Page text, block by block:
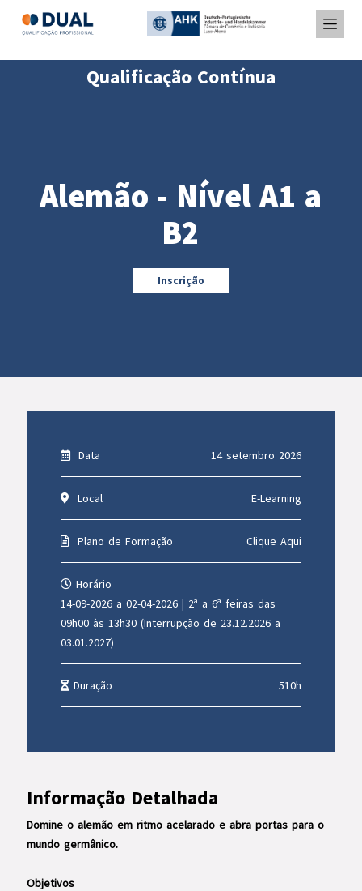
Qualificação Contínua
Alemão - Nível A1 a
B2
Inscrição
Informação Detalhada
Domine o alemão em ritmo acelarado e abra portas para o
mundo germânico.
Objetivos
Data 14 setembro 2026
Local E-Learning
Plano de Formação Clique Aqui
Horário
14-09-2026 a 02-04-2026 | 2ª a 6ª feiras das
09h00 às 13h30 (Interrupção de 23.12.2026 a
03.01.2027)
Duração 510h